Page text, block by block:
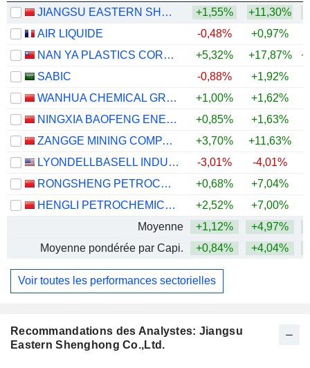
Recommandations des Analystes: Jiangsu
Eastern Shenghong Co.,Ltd.
JIANGSU EASTERN SHENGHONG CO.,LTD. +1,55% +11,30%
AIR LIQUIDE
-0,48% +0,97%
NAN YA PLASTICS CORPORATION
+5,32% +17,87%
SABIC
-0,88% +1,92%
WANHUA CHEMICAL GROUP CO., LTD.
+1,00% +1,62%
NINGXIA BAOFENG ENERGY GROUP CO., LTD.
+0,85% +1,63%
ZANGGE MINING COMPANY LIMITED
+3,70% +11,63%
LYONDELLBASELL INDUSTRIES N.V.
-3,01% -4,01%
RONGSHENG PETROCHEMICAL CO., LTD.
+0,68% +7,04%
HENGLI PETROCHEMICAL CO.,LTD.
+2,52% +7,00%
Moyenne
+1,12% +4,97%
Moyenne pondérée par Capi.
+0,84% +4,04%
Voir toutes les performances sectorielles